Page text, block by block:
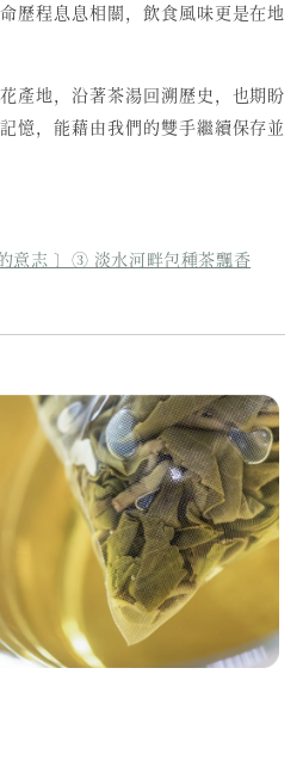
歷程息息相關，飲食風味更是在地
產地，沿著茶湯回溯歷史，也期盼
憶，能藉由我們的雙手繼續保存並
的意志 〕③ 淡水河畔包種茶飄香